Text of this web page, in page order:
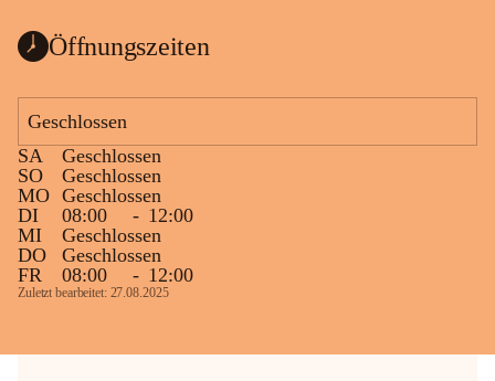
kommenden Tagen und Wochen wird
sein.
Die OMV Austria ist bemüht, für die
Bevölkerung ungewohnte, jedoch
technisch notwendige Betriebszustände so
kurz wie möglich zu halten.
Wir bitten daher die umliegende
Bevölkerung um Verständnis.
Öffnungszeiten
Geschlossen
SA
Geschlossen
SO
Geschlossen
MO Geschlossen
DI
08:00 - 12:00
MI
Geschlossen
DO
Geschlossen
FR
08:00 - 12:00
Zuletzt bearbeitet: 27.08.2025